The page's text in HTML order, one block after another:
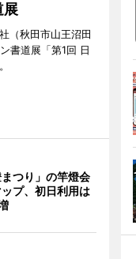
展
（秋田市山王沼田
書道展「第1回 日
まつり」の竿燈会
プ、初日利用は